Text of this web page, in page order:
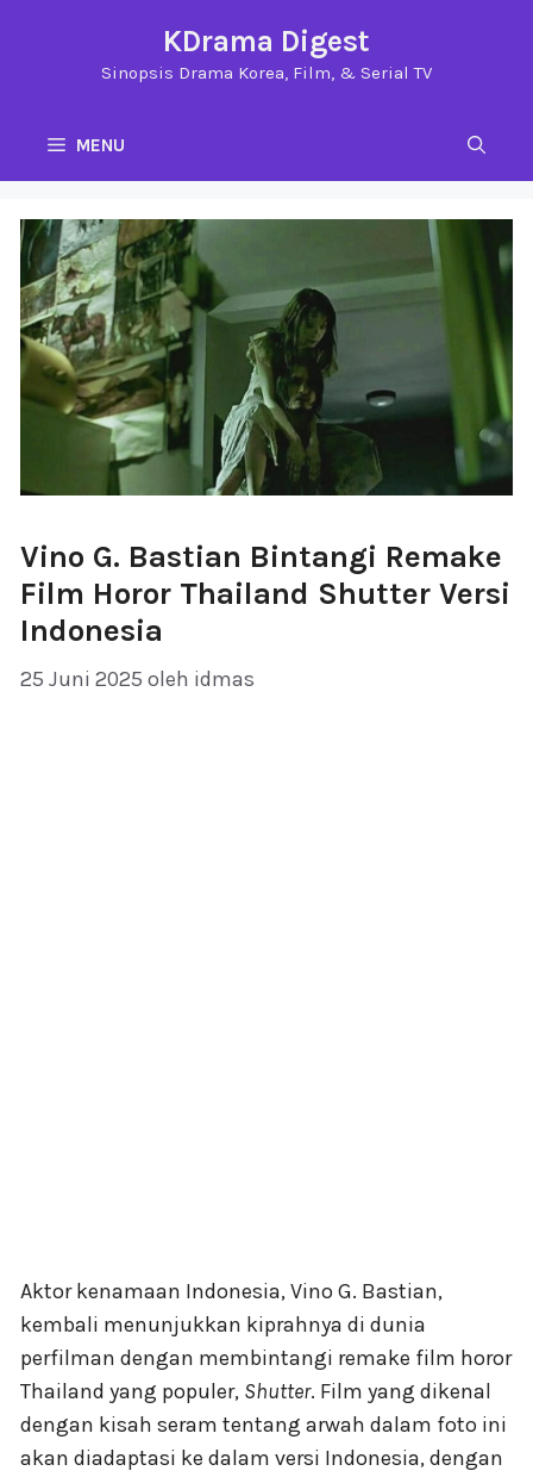
KDrama Digest
Sinopsis Drama Korea, Film, & Serial TV
MENU
Vino G. Bastian Bintangi Remake
Film Horor Thailand Shutter Versi
Indonesia
25 Juni 2025 oleh idmas
Aktor kenamaan Indonesia, Vino G. Bastian,
kembali menunjukkan kiprahnya di dunia
perfilman dengan membintangi remake film horor
Thailand yang populer, Shutter. Film yang dikenal
dengan kisah seram tentang arwah dalam foto ini
akan diadaptasi ke dalam versi Indonesia, dengan